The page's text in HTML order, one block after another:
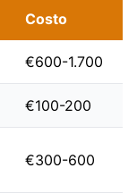
Costo
€600-1.700
€100-200
€300-600